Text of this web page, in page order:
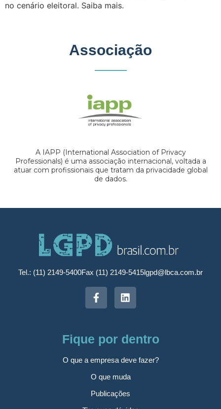
no cenário eleitoral. Saiba mais.
Associação
A IAPP (International Association of Privacy
Professionals) é uma associação internacional, voltada a
atuar com profissionais que tratam da privacidade global
de dados.
Tel.: (11) 2149-5400Fax (11) 2149-5415lgpd@lbca.com.br
Fique por dentro
O que a empresa deve fazer?
O que muda
Publicações